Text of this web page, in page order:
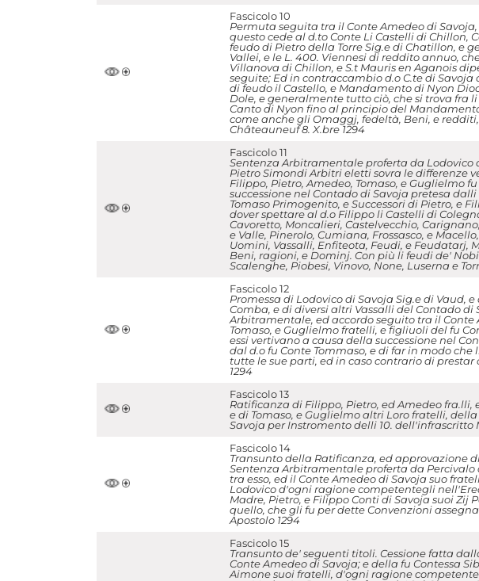
Fascicolo 10
Permuta seguita tra il Conte Amedeo di
questo cede al d.to Conte Li Castelli di Chillon,
feudo di Pietro della Torre Sig.e di Chatillon, e
Vallei, e le L. 400. Viennesi di reddito annuo,
Villanova di Chillon, e S.t Mauris en Aganois
seguite; Ed in contraccambio d.o C.te di
di feudo il Castello, e Mandamento di Nyon
Dole, e generalmente tutto ciò, che si trova fra
Canto di Nyon fino al principio del
come anche gli Omaggj, fedeltà, Beni, e
Châteauneuf 8. X.bre 1294
Fascicolo 11
Sentenza Arbitramentale proferta da Lodovico
Pietro Simondi Arbitri eletti sovra le differenze
Filippo, Pietro, Amedeo, Tomaso, e Guglielmo
successione nel Contado di Savoja pretesa
Tomaso Primogenito, e Successori di Pietro, e
dover spettare al d.o Filippo li Castelli di
Cavoretto, Moncalieri, Castelvecchio,
e Valle, Pinerolo, Cumiana, Frossasco, e
Uomini, Vassalli, Enfiteota, Feudi, e Feudatarj,
Beni, ragioni, e Dominj. Con più li feudi de'
Scalenghe, Piobesi, Vinovo, None, Luserna e
Fascicolo 12
Promessa di Lodovico di Savoja Sig.e di Vaud,
Comba, e di diversi altri Vassalli del Contado
Arbitramentale, ed accordo seguito tra il Conte
Tomaso, e Guglielmo fratelli, e figliuoli del fu
essi vertivano a causa della successione nel
dal d.o fu Conte Tommaso, e di far in modo
tutte le sue parti, ed in caso contrario di prestar
1294
Fascicolo 13
Ratificanza di Filippo, Pietro, ed Amedeo fra.lli,
e di Tomaso, e Guglielmo altri Loro fratelli,
Savoja per Instromento delli 10. dell'infrascritto
Fascicolo 14
Transunto della Ratificanza, ed approvazione
Sentenza Arbitramentale proferta da
tra esso, ed il Conte Amedeo di Savoja suo
Lodovico d'ogni ragione competentegli
Madre, Pietro, e Filippo Conti di Savoja suoi Zij
quello, che gli fu per dette Convenzioni
Apostolo 1294
Fascicolo 15
Transunto de' seguenti titoli. Cessione fatta
Conte Amedeo di Savoja; e della fu Contessa
Aimone suoi fratelli, d'ogni ragione